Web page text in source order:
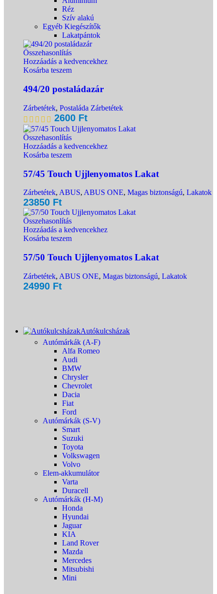
Réz
Szív alakú
Egyéb Kiegészítők
Lakatpántok
Összehasonlítás
Hozzáadás a kedvencekhez
Kosárba teszem
494/20 postaládazár
Zárbetétek, Postaláda Zárbetétek
2600 Ft
Összehasonlítás
Hozzáadás a kedvencekhez
Kosárba teszem
57/45 Touch Ujjlenyomatos Lakat
Zárbetétek, ABUS, ABUS ONE, Magas biztonságú, Lakatok
23850 Ft
Összehasonlítás
Hozzáadás a kedvencekhez
Kosárba teszem
57/50 Touch Ujjlenyomatos Lakat
Zárbetétek, ABUS ONE, Magas biztonságú, Lakatok
24990 Ft
Autókulcsházak
Autómárkák (A-F)
Alfa Romeo
Audi
BMW
Chrysler
Chevrolet
Dacia
Fiat
Ford
Autómárkák (S-V)
Smart
Suzuki
Toyota
Volkswagen
Volvo
Elem-akkumulátor
Varta
Duracell
Autómárkák (H-M)
Honda
Hyundai
Jaguar
KIA
Land Rover
Mazda
Mercedes
Mitsubishi
Mini